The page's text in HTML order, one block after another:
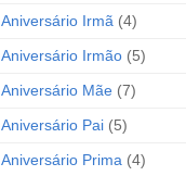
Aniversário Irmã (4)
Aniversário Irmão (5)
Aniversário Mãe (7)
Aniversário Pai (5)
Aniversário Prima (4)